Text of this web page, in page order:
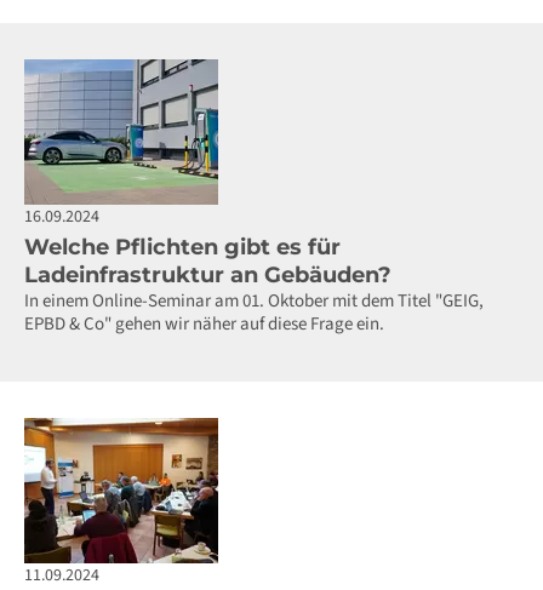
16.09.2024
Welche Pflichten gibt es für
Ladeinfrastruktur an Gebäuden?
In einem Online-Seminar am 01. Oktober mit dem Titel "GEIG,
EPBD & Co" gehen wir näher auf diese Frage ein.
11.09.2024